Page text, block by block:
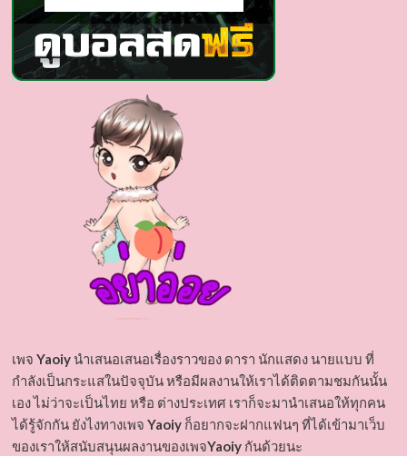
เพจ Yaoiyนำเสนอเสนอเรื่องราวของ ดารา นักแสดง นายแบบ ที่
กำลังเป็นกระแสในปัจจุบัน หรือมีผลงานให้เราได้ติดตามชมกันนั้น
เอง ไม่ว่าจะเป็นไทย หรือ ต่างประเทศ เราก็จะมานำเสนอให้ทุกคน
ได้รู้จักกัน ยังไงทางเพจ Yaoiyก็อยากจะฝากแฟนๆ ที่ได้เข้ามาเว็บ
ของเราให้สนับสนุนผลงานของเพจYaoiyกันด้วยนะ